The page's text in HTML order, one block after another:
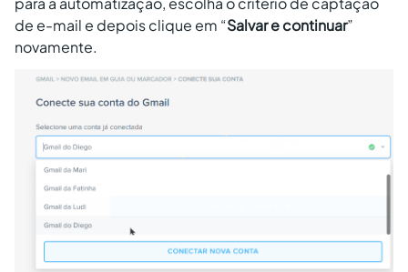
de e-mail e depois clique em “Salvar e continuar”
novamente.